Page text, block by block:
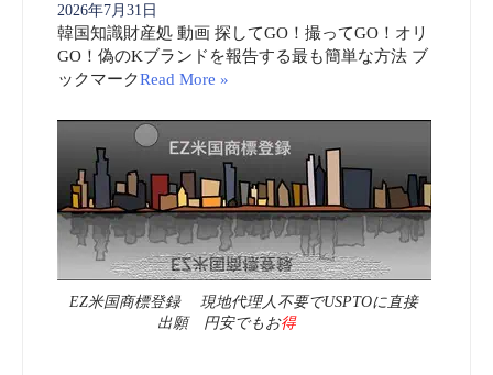
2026年7月31日
韓国知識財産処 動画 探してGO！撮ってGO！オリ
GO！偽のKブランドを報告する最も簡単な方法 ブ
ックマークRead More »
EZ米国商標登録 現地代理人不要でUSPTOに直接
出願 円安でもお得